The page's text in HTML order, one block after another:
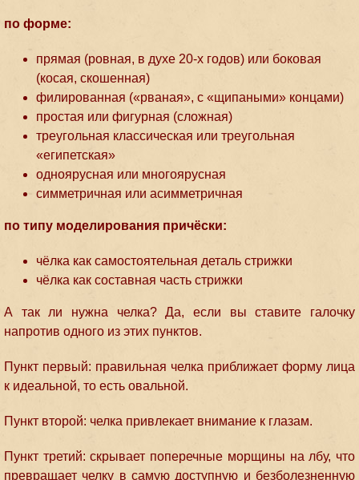
по форме:
прямая (ровная, в духе 20-х годов) или боковая
(косая, скошенная)
филированная («рваная», с «щипаными» концами)
простая или фигурная (сложная)
треугольная классическая или треугольная
«египетская»
одноярусная или многоярусная
симметричная или асимметричная
по типу моделирования причёски:
чёлка как самостоятельная деталь стрижки
чёлка как составная часть стрижки
А так ли нужна челка? Да, если вы ставите галочку
напротив одного из этих пунктов.
Пункт первый: правильная челка приближает форму лица
к идеальной, то есть овальной.
Пункт второй: челка привлекает внимание к глазам.
Пункт третий: скрывает поперечные морщины на лбу, что
превращает челку в самую доступную и безболезненную